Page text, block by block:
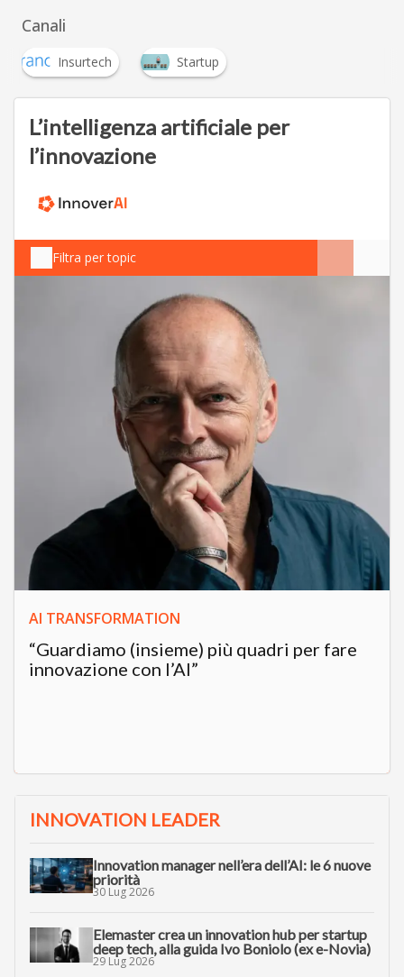
Canali
Insurtech Startup
L’intelligenza artificiale per
l’innovazione
Filtra per topic
AI TRANSFORMATION
“Guardiamo (insieme) più quadri per fare
innovazione con l’AI”
INNOVATION LEADER
Innovation manager nell’era dell’AI: le 6 nuove
priorità
30 Lug 2026
Elemaster crea un innovation hub per startup
deep tech, alla guida Ivo Boniolo (ex e-Novia)
29 Lug 2026